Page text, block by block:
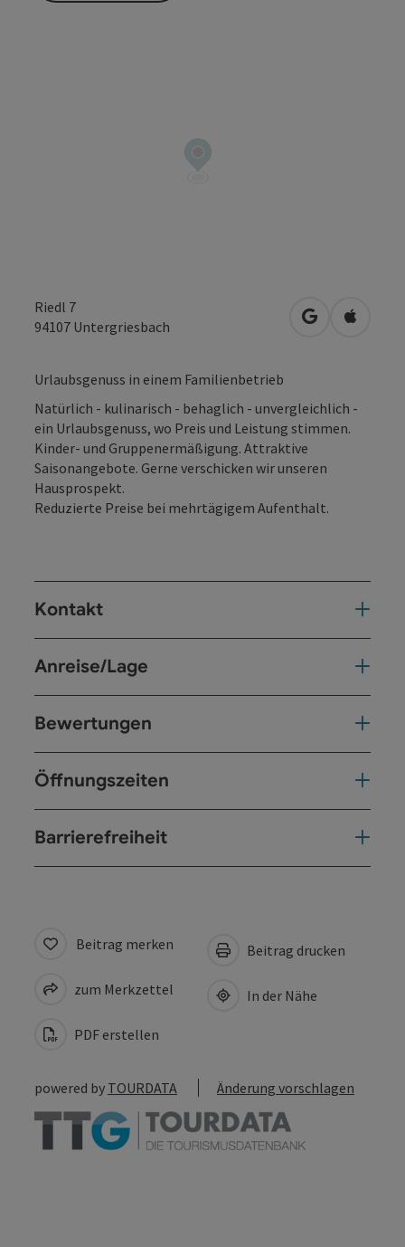
Riedl 7
94107 Untergriesbach in Google
in
Urlaubsgenuss in einem Familienbetrieb
Natürlich - kulinarisch - behaglich - unvergleichlich -
ein Urlaubsgenuss, wo Preis und Leistung stimmen.
Kinder- und Gruppenermäßigung. Attraktive
Saisonangebote. Gerne verschicken wir unseren
Hausprospekt.
Reduzierte Preise bei mehrtägigem Aufenthalt.
Kontakt
Anreise/Lage
Bewertungen
Öffnungszeiten
Barrierefreiheit
Beitrag merken
zum Merkzettel
PDF erstellen
Beitrag drucken
In der Nähe
powered by TOURDATA Änderung vorschlagen